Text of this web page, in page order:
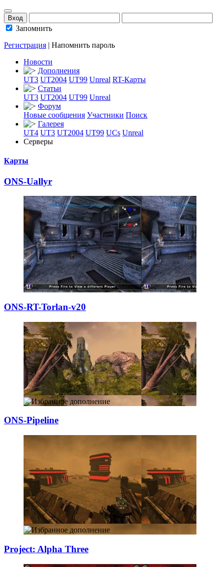
Запомнить
Регистрация | Напомнить пароль
Новости
Дополнения
UT3 UT2004 UT99 Unreal RT-Карты
Статьи
UT3 UT2004 UT99 Unreal
Форум
Новые сообщения Участники Поиск
Галерея
UT4 UT3 UT2004 UT99 UCs Unreal
Серверы
Карты
ONS-Uallyr
ONS-RT-Torlan-v2­0
ONS-Pipeline
Project: Alpha T­hree